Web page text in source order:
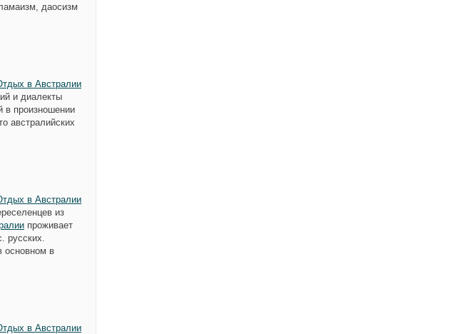
даосизм
в Австралии
и диалекты
в произношении
австралийских
в Австралии
из
проживает
русских.
основном в
в Австралии